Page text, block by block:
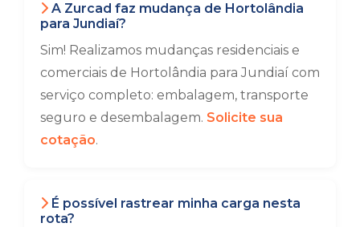
A Zurcad faz mudança de Hortolândia
para Jundiaí?
Sim! Realizamos mudanças residenciais e
comerciais de Hortolândia para Jundiaí com
serviço completo: embalagem, transporte
seguro e desembalagem. Solicite sua
cotação.
É possível rastrear minha carga nesta
rota?